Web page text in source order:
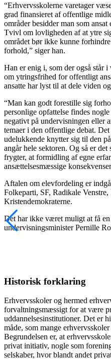
“Erhvervsskolerne varetager
grad finansieret af offentlige
områder besidder man som
Tvivl om lovligheden af at ytre
området bør ikke kunne
forhold,” siger han.
Han er enig i, som der også står
om ytringsfrihed for offentligt
ansatte har lyst til at dele viden
“Man kan godt forestille sig
personlige opfattelse findes
negativt på undervisningen eller
temaer i den offentlige debat.
udelukkende knytter sig til den
angår hele sektoren. Og så er
frygter, at formidling af egne
ansættelsesmæssige
Aftalen om elevfordeling er
Folkeparti, SF, Radikale
Kristendemokraterne.
Det har ikke været muligt at få
undervisningsminister Pernille
Historisk forklaring
Erhvervsskoler og hermed
forvaltningsmæssigt for at være
uddannelsesinstitutioner. Det er
måde, som mange
Begrundelsen er, at
privat initiativ, nogle som
selskaber, hvor blandt andet